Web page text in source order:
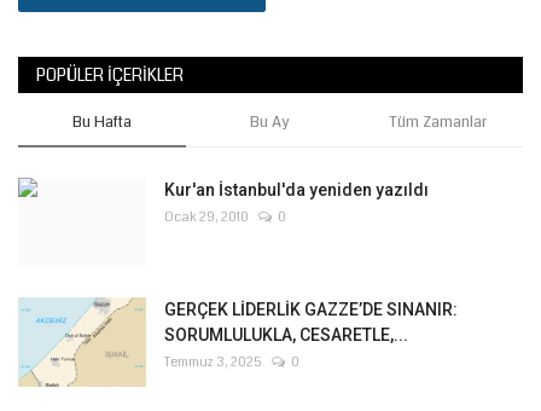
POPÜLER İÇERIKLER
Bu Hafta Bu Ay Tüm Zamanlar
Kur'an İstanbul'da yeniden yazıldı
Ocak 29, 2010 0
GERÇEK LİDERLİK GAZZE’DE SINANIR:
SORUMLULUKLA, CESARETLE,...
Temmuz 3, 2025 0